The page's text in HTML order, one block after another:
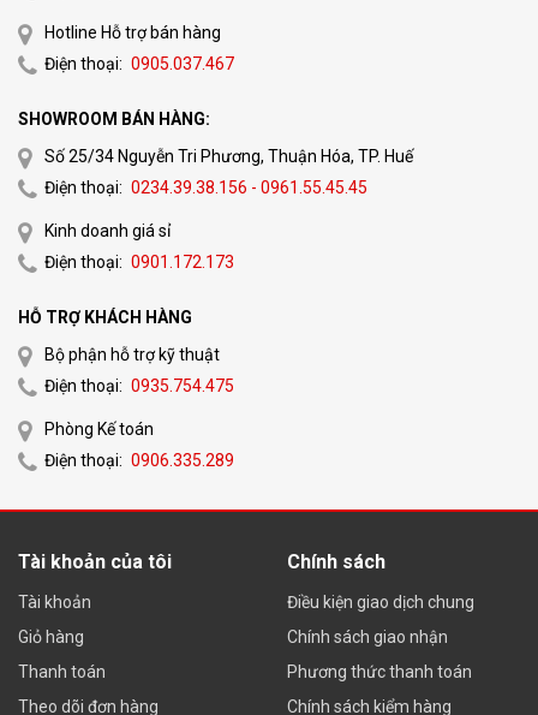
– Đi dây kết nối từmáy chấm công
quản lý phần mềm chấm công hoặc server
– Lắp đặt máy chấm công theo vị trí yêu cầu trước
– Kết nối hệ thống chấm công, và bàn giao hướng dẫn sử
Tại Sao Nên Lắp ĐặtMáyChấm
Hotline Hỗ trợ bán hàng
Điện thoại: 0905.037.467
SHOWROOM BÁN HÀNG:
Số 25/34 Nguyễn Tri Phương, Thuận Hóa, TP. Huế
Điện thoại: 0234.39.38.156 - 0961.55.45.45
Kinh doanh giá sỉ
Điện thoại: 0901.172.173
HỖ TRỢ KHÁCH HÀNG
Bộ phận hỗ trợ kỹ thuật
Điện thoại: 0935.754.475
Phòng Kế toán
Điện thoại: 0906.335.289
Tài khoản của tôi
Tài khoản
Giỏ hàng
Thanh toán
Theo dõi đơn hàng
Chính sách
Điều kiện giao dịch chung
Chính sách giao nhận
Phương thức thanh toán
Chính sách kiểm hàng